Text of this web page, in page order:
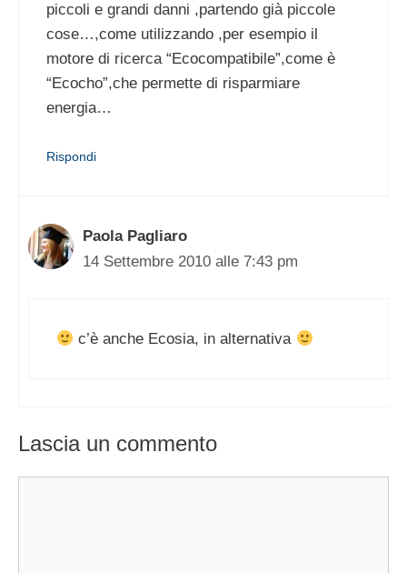
piccoli e grandi danni ,partendo già piccole
cose…,come utilizzando ,per esempio il
motore di ricerca “Ecocompatibile”,come è
“Ecocho”,che permette di risparmiare
energia…
Rispondi
Paola Pagliaro
14 Settembre 2010 alle 7:43 pm
c’è anche Ecosia, in alternativa
Lascia un commento